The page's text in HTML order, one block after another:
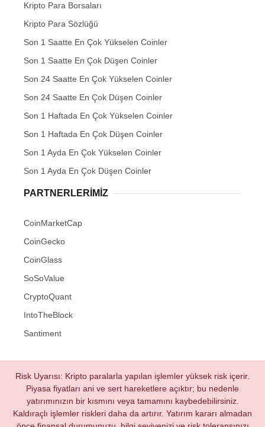
Kripto Para Borsaları
Kripto Para Sözlüğü
Son 1 Saatte En Çok Yükselen Coinler
Son 1 Saatte En Çok Düşen Coinler
Son 24 Saatte En Çok Yükselen Coinler
Son 24 Saatte En Çok Düşen Coinler
Son 1 Haftada En Çok Yükselen Coinler
Son 1 Haftada En Çok Düşen Coinler
Son 1 Ayda En Çok Yükselen Coinler
Son 1 Ayda En Çok Düşen Coinler
PARTNERLERIMIZ
CoinMarketCap
CoinGecko
CoinGlass
SoSoValue
CryptoQuant
IntoTheBlock
Santiment
Risk Uyarısı: Kripto paralarla yapılan işlemler yüksek risk içerir.
Piyasa fiyatları ani ve sert hareketlere açıktır; bu nedenle
yatırımınızın bir kısmını veya tamamını kaybedebilirsiniz.
Kaldıraçlı işlemler riskleri daha da artırır. Yatırım kararı almadan